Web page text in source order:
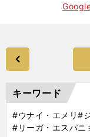
キーワード
#ウナイ・エメリ#
#リーガ・エスパニ